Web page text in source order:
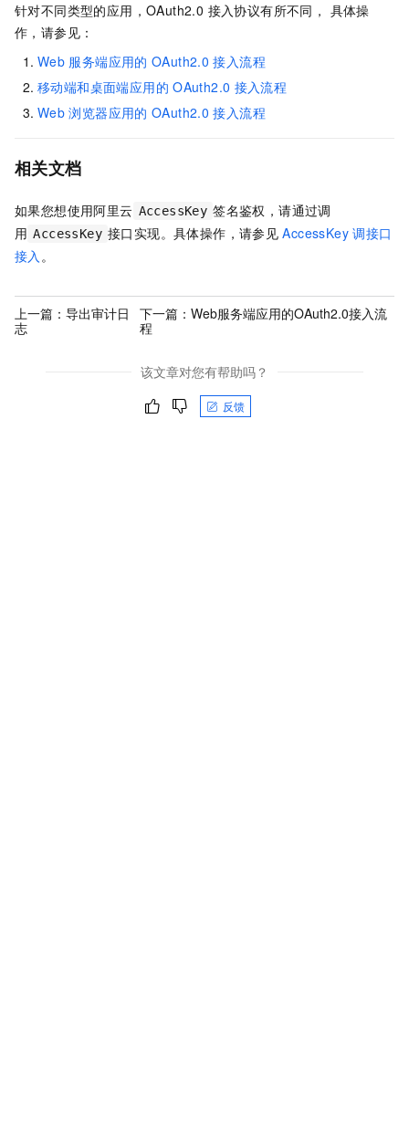
针对不同类型的应用，OAuth2.0 接入协议有所不同， 具体操
作，请参见：
Web 服务端应用的 OAuth2.0 接入流程
移动端和桌面端应用的 OAuth2.0 接入流程
Web 浏览器应用的 OAuth2.0 接入流程
相关文档
如果您想使用阿里云 AccessKey 签名鉴权，请通过调
用 AccessKey 接口实现。具体操作，请参见 AccessKey 调接口
接入 。
上一篇： 导出审计日
志
下一篇：Web服务端应用的OAuth2.0接入流
程
该文章对您有帮助吗？
反馈